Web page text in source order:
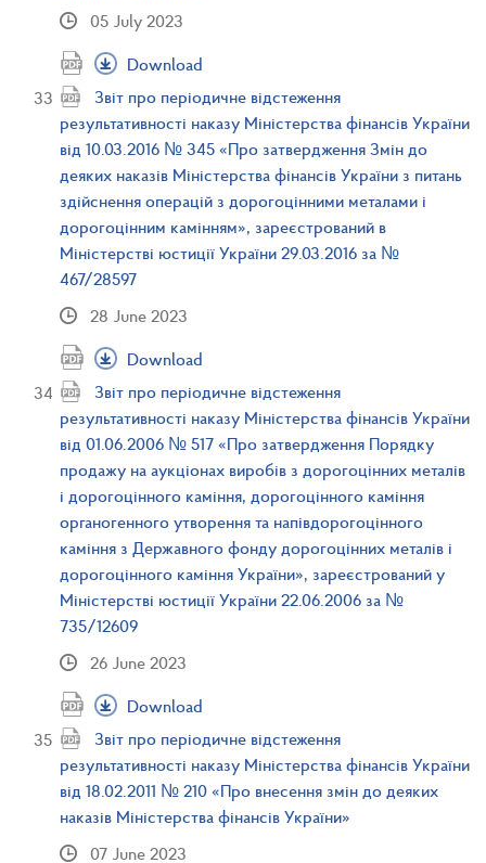
05 July 2023
Download
Звіт про періодичне відстеження
результативності наказу Міністерства фінансів України
від 10.03.2016 № 345 «Про затвердження Змін до
деяких наказів Міністерства фінансів України з питань
здійснення операцій з дорогоцінними металами і
дорогоцінним камінням», зареєстрований в
Міністерстві юстиції України 29.03.2016 за №
467/28597
28 June 2023
Download
Звіт про періодичне відстеження
результативності наказу Міністерства фінансів України
від 01.06.2006 № 517 «Про затвердження Порядку
продажу на аукціонах виробів з дорогоцінних металів
і дорогоцінного каміння, дорогоцінного каміння
органогенного утворення та напівдорогоцінного
каміння з Державного фонду дорогоцінних металів і
дорогоцінного каміння України», зареєстрований у
Міністерстві юстиції України 22.06.2006 за №
735/12609
26 June 2023
Download
Звіт про періодичне відстеження
результативності наказу Міністерства фінансів України
від 18.02.2011 № 210 «Про внесення змін до деяких
наказів Міністерства фінансів України»
07 June 2023